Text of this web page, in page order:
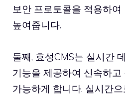
보안 프로토콜을 적용하
높여줍니다.
둘째, 효성CMS는 실시간
기능을 제공하여 신속하
가능하게 합니다. 실시간